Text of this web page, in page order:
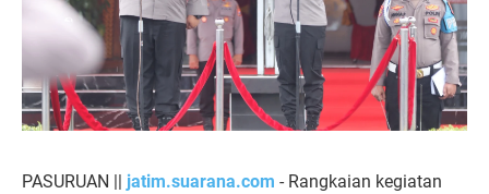
PASURUAN || jatim.suarana.com - Rangkaian kegiatan